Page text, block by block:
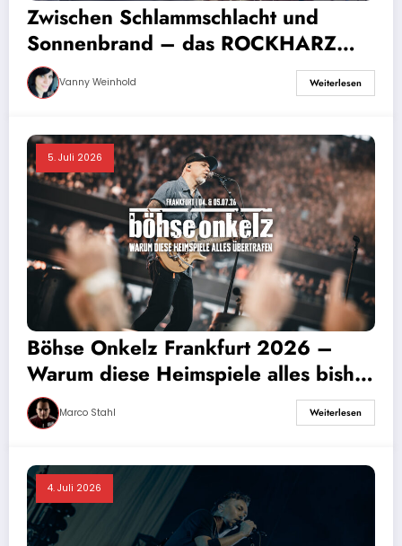
Zwischen Schlammschlacht und
Sonnenbrand – das ROCKHARZ
2026 hatte alles zu bieten
Vanny Weinhold Weiterlesen
5. Juli 2026
Böhse Onkelz Frankfurt 2026 –
Warum diese Heimspiele alles bisher
Dagewesene übertrafen
Marco Stahl Weiterlesen
4. Juli 2026